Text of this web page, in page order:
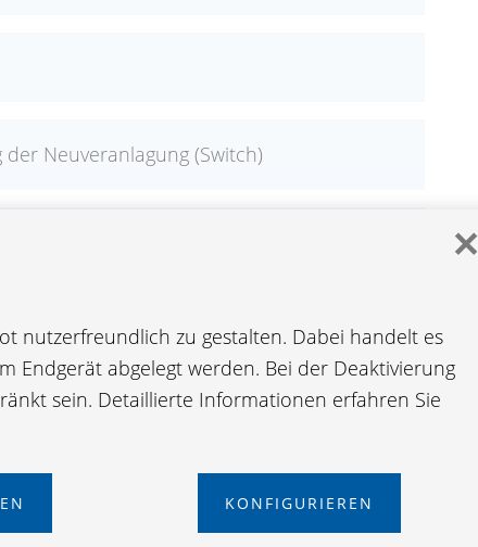
Neuveranlagung (Switch)
✕
nutzerfreundlich zu gestalten. Dabei handelt es
Endgerät abgelegt werden. Bei der Deaktivierung
sein. Detaillierte Informationen erfahren Sie
KONFIGURIEREN